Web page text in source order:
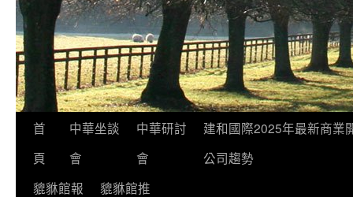
首
頁
中華坐談
會
中華研討
會
建和國際2025年最新商業
公司趨勢
貔貅館報
貔貅館推